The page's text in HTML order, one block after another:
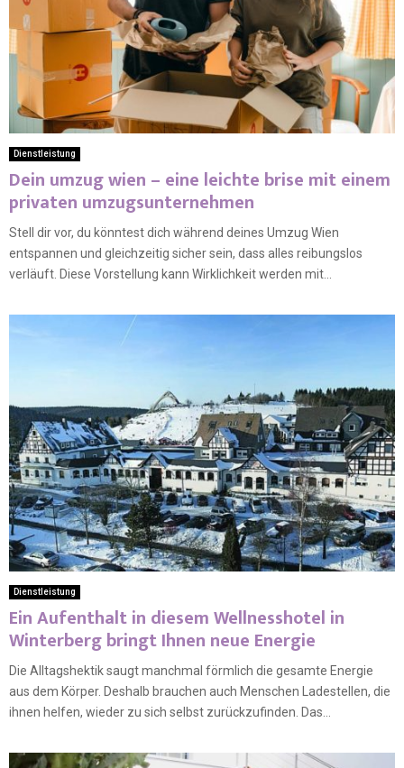
Dienstleistung
Dein umzug wien – eine leichte brise mit einem
privaten umzugsunternehmen
Stell dir vor, du könntest dich während deines Umzug Wien
entspannen und gleichzeitig sicher sein, dass alles reibungslos
verläuft. Diese Vorstellung kann Wirklichkeit werden mit...
Dienstleistung
Ein Aufenthalt in diesem Wellnesshotel in
Winterberg bringt Ihnen neue Energie
Die Alltagshektik saugt manchmal förmlich die gesamte Energie
aus dem Körper. Deshalb brauchen auch Menschen Ladestellen, die
ihnen helfen, wieder zu sich selbst zurückzufinden. Das...